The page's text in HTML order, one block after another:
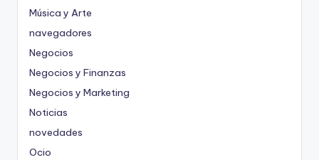
Música y Arte
navegadores
Negocios
Negocios y Finanzas
Negocios y Marketing
Noticias
novedades
Ocio